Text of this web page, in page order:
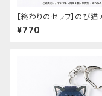
【終わりのセラフ】のび猫
ルキーホルダー（柊シノア）
¥770